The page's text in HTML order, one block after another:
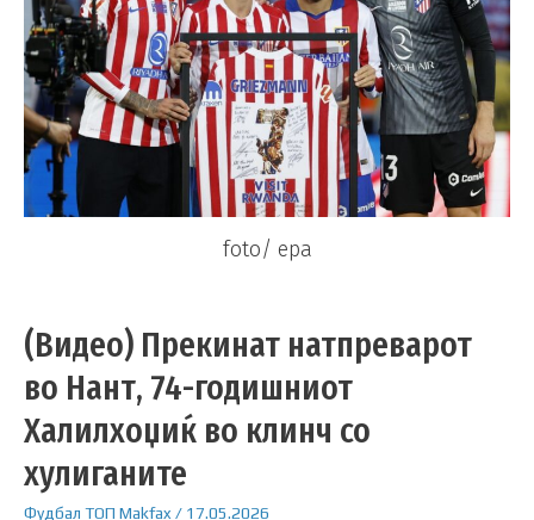
foto/ epa
(Видео) Прекинат натпреварот
во Нант, 74-годишниот
Халилхоџиќ во клинч со
хулиганите
Фудбал ТОП Makfax / 17.05.2026